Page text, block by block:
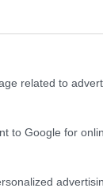
related to
to Google for